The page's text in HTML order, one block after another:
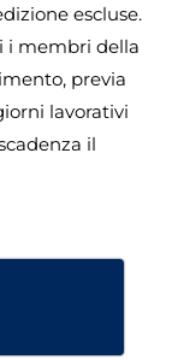
escluse.
i membri della
previa
lavorativi
il